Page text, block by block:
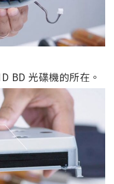
BD 光碟機的所在。